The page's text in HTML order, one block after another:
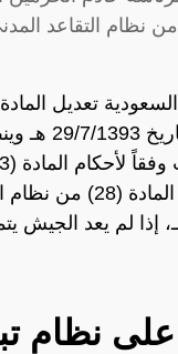
العزيز آل سعود على تعديل المادتين
الصادر
(23) من هذا النظام.
كما قرر مجلس الوزراء
نظام